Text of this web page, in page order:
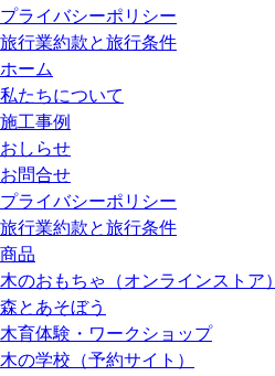
プライバシーポリシー
旅行業約款と旅行条件
ホーム
私たちについて
施工事例
おしらせ
お問合せ
プライバシーポリシー
旅行業約款と旅行条件
商品
木のおもちゃ（オンラインストア）
森とあそぼう
木育体験・ワークショップ
木の学校（予約サイト）